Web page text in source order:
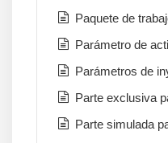
Paquete de
Parámetro de
Parámetros de
Parte exclusiva
Parte simulada